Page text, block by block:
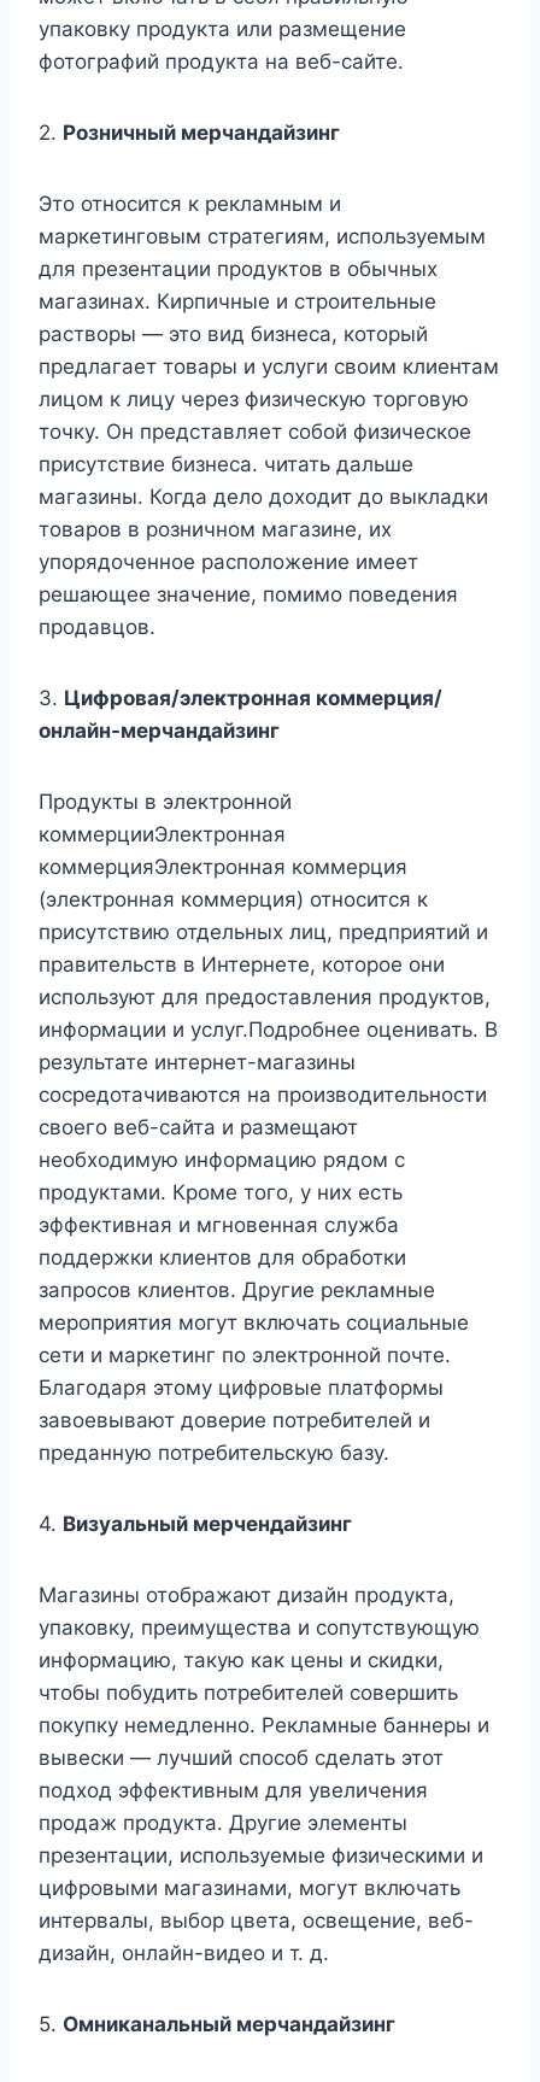
упаковку продукта или размещение
фотографий продукта на веб-сайте.
2. Розничный мерчандайзинг
Это относится к рекламным и
маркетинговым стратегиям, используемым
для презентации продуктов в обычных
магазинах. Кирпичные и строительные
растворы — это вид бизнеса, который
предлагает товары и услуги своим клиентам
лицом к лицу через физическую торговую
точку. Он представляет собой физическое
присутствие бизнеса. читать дальше
магазины. Когда дело доходит до выкладки
товаров в розничном магазине, их
упорядоченное расположение имеет
решающее значение, помимо поведения
продавцов.
3. Цифровая/электронная коммерция/
онлайн-мерчандайзинг
Продукты в электронной
коммерцииЭлектронная
коммерцияЭлектронная коммерция
(электронная коммерция) относится к
присутствию отдельных лиц, предприятий и
правительств в Интернете, которое они
используют для предоставления продуктов,
информации и услуг.Подробнее оценивать. В
результате интернет-магазины
сосредотачиваются на производительности
своего веб-сайта и размещают
необходимую информацию рядом с
продуктами. Кроме того, у них есть
эффективная и мгновенная служба
поддержки клиентов для обработки
запросов клиентов. Другие рекламные
мероприятия могут включать социальные
сети и маркетинг по электронной почте.
Благодаря этому цифровые платформы
завоевывают доверие потребителей и
преданную потребительскую базу.
4. Визуальный мерчендайзинг
Магазины отображают дизайн продукта,
упаковку, преимущества и сопутствующую
информацию, такую ​​как цены и скидки,
чтобы побудить потребителей совершить
покупку немедленно. Рекламные баннеры и
вывески — лучший способ сделать этот
подход эффективным для увеличения
продаж продукта. Другие элементы
презентации, используемые физическими и
цифровыми магазинами, могут включать
интервалы, выбор цвета, освещение, веб-
дизайн, онлайн-видео и т. д.
5. Омниканальный мерчандайзинг